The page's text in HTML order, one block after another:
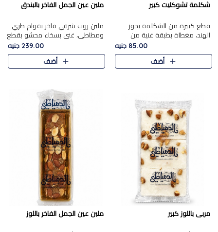
شكلمة تشوكليت كبير
قطع كبيرة من الشكلمة بجوز
الهند، مغطاة بطبقة غنية من
الشوكولاتة الفاخرة لتجمع بين
القوام الطري من الداخل مركز جوز
الهند المطاطي والمذاق الغن..
85.00 جنيه
أضف
ملبن عين الجمل الفاخر بالبندق
ملبن روب شرقي فاخر بقوام طري
ومطاطي، غني بسخاء محشو بقطع
عين الجمل والبندق المحمص التي
تضيف قرمشة مميزة مُرضية
ونكهة جوزية غنية في كل
239.00 جنيه
أضف
مربى باللوز كبير ملبن عين الجمل الفاخر باللوز